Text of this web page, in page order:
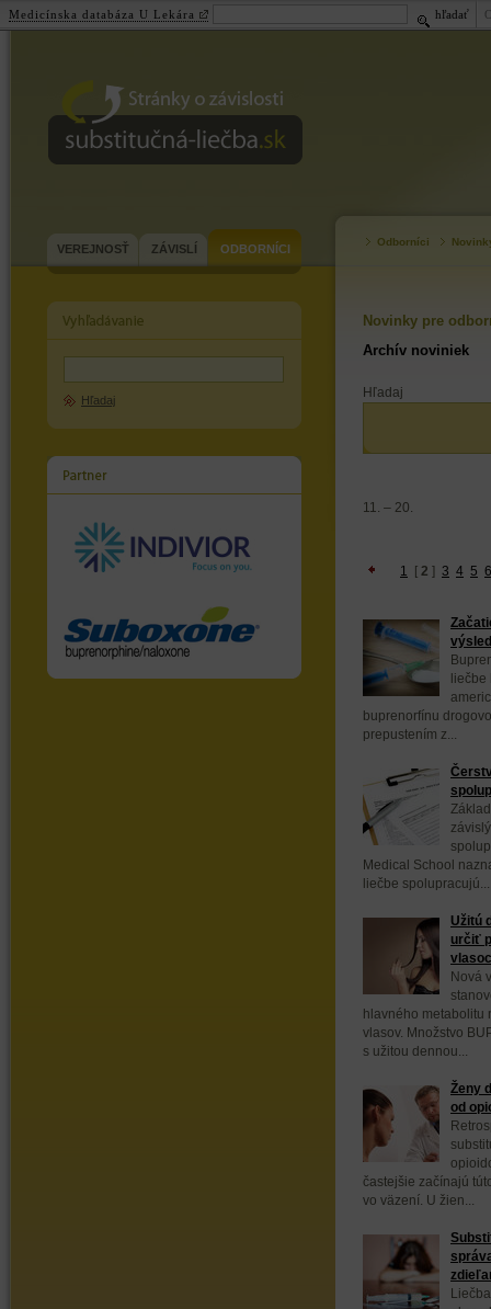
substitučná-liečba.sk
VEREJNOSŤ ZÁVISLÍ ODBORNÍCI
Hľadaj
Odborníci
Novinky pre
Archív noviniek
Hľadaj
11. – 20.
1 [ 2 ] 3 4 5 6
liečbe
buprenorfínu
prepustením z...
Medical School
liečbe spolupracujú...
Užitú
určiť
Nová
hlavného metabolitu
vlasov. Množstvo
s užitou dennou...
Ženy
od
častejšie začínajú
vo väzení. U žien...
Medicínska databáza U Lekára hľadať